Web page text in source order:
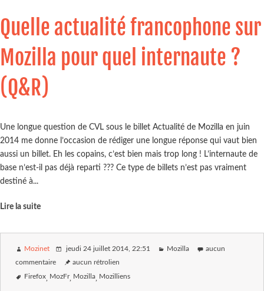
Quelle actualité francophone sur
Mozilla pour quel internaute ?
(Q&R)
Une longue question de CVL sous le billet Actualité de Mozilla en juin
2014 me donne l’occasion de rédiger une longue réponse qui vaut bien
aussi un billet. Eh les copains, c’est bien mais trop long ! L’internaute de
base n’est-il pas déjà reparti ??? Ce type de billets n’est pas vraiment
destiné à...
Lire la suite
Mozinet jeudi 24 juillet 2014 , 22:51 Mozilla aucun
commentaire aucun rétrolien
Firefox MozFr Mozilla Mozilliens